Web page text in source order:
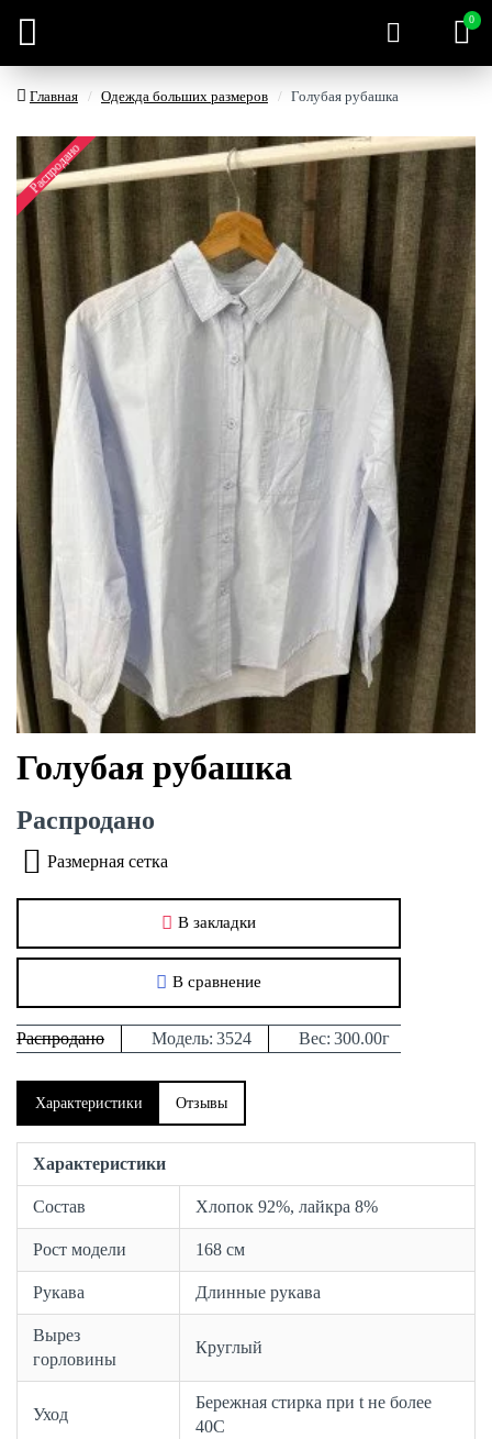
0
Главная Одежда больших размеров Голубая рубашка
Распродано
Голубая рубашка
Распродано Модель: 3524 Вес: 300.00г
Распродано
В закладки
В сравнение
Размерная сетка
Характеристики Отзывы
Характеристики
Состав Хлопок 92%, лайкра 8%
Рост модели 168 см
Рукава Длинные рукава
Вырез
горловины
Круглый
Уход
Бережная стирка при t не более
40С